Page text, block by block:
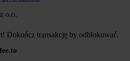
o.o.
Dokończ transakcję by odblokować.